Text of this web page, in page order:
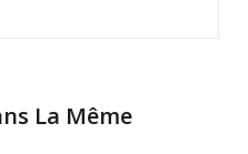
La Même